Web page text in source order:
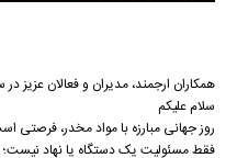
همکاران ارجمند، مدیران و فعالان عزیز
سلام علیکم
روز جهانی مبارزه با مواد مخدر، فرصتی
فقط مسئولیت یک دستگاه یا نهاد